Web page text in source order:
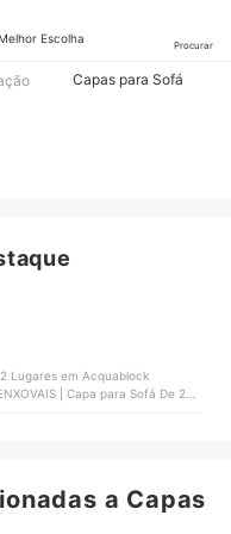
Escolha
Procurar
Capas para Sofá
| Capa para Sofá De 2 e
a Capas